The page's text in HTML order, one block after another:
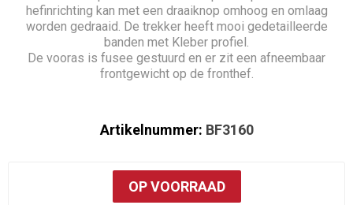
hefinrichting kan met een draaiknop omhoog en omlaag
worden gedraaid. De trekker heeft mooi gedetailleerde
banden met Kleber profiel.
De vooras is fusee gestuurd en er zit een afneembaar
frontgewicht op de fronthef.
Artikelnummer: BF3160
OP VOORRAAD